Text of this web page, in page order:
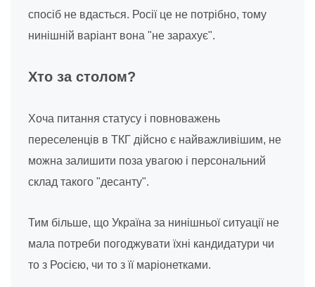
спосіб не вдасться. Росії це не потрібно, тому
нинішній варіант вона "не зарахує".
Хто за столом?
Хоча питання статусу і повноважень
переселенців в ТКГ дійсно є найважливішим, не
можна залишити поза увагою і персональний
склад такого "десанту".
Тим більше, що Україна за нинішньої ситуації не
мала потреби погоджувати їхні кандидатури чи
то з Росією, чи то з її маріонетками.